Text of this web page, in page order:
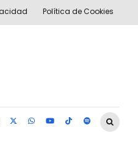
Política de Cookies